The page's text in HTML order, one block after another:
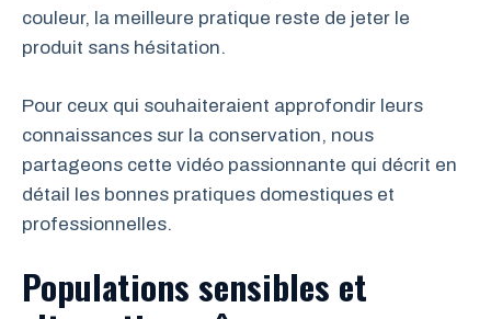
couleur, la meilleure pratique reste de jeter le
produit sans hésitation.
Pour ceux qui souhaiteraient approfondir leurs
connaissances sur la conservation, nous
partageons cette vidéo passionnante qui décrit en
détail les bonnes pratiques domestiques et
professionnelles.
Populations sensibles et